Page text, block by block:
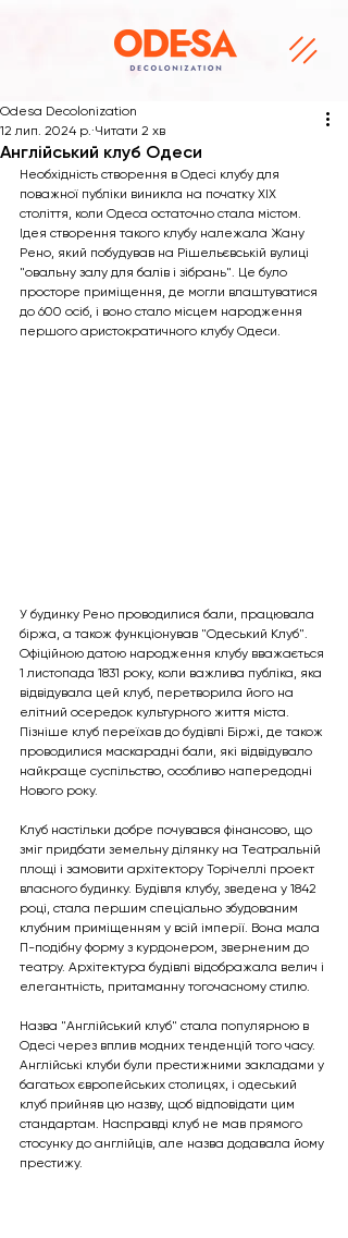
Англійський клуб Одеси
Odesa Decolonization
12 лип. 2024 р. Читати 2 хв
Необхідність створення в Одесі клубу для
поважної публіки виникла на початку XIX
століття, коли Одеса остаточно стала містом.
Ідея створення такого клубу належала Жану
Рено, який побудував на Рішельєвській вулиці
"овальну залу для балів і зібрань". Це було
просторе приміщення, де могли влаштуватися
до 600 осіб, і воно стало місцем народження
першого аристократичного клубу Одеси.
У будинку Рено проводилися бали, працювала
біржа, а також функціонував "Одеський Клуб".
Офіційною датою народження клубу вважається
1 листопада 1831 року, коли важлива публіка, яка
відвідувала цей клуб, перетворила його на
елітний осередок культурного життя міста.
Пізніше клуб переїхав до будівлі Біржі, де також
проводилися маскарадні бали, які відвідувало
найкраще суспільство, особливо напередодні
Нового року.
Клуб настільки добре почувався фінансово, що
зміг придбати земельну ділянку на Театральній
площі і замовити архітектору Торічеллі проект
власного будинку. Будівля клубу, зведена у 1842
році, стала першим спеціально збудованим
клубним приміщенням у всій імперії. Вона мала
П-подібну форму з курдонером, зверненим до
театру. Архітектура будівлі відображала велич і
елегантність, притаманну тогочасному стилю.
Назва "Англійський клуб" стала популярною в
Одесі через вплив модних тенденцій того часу.
Англійські клуби були престижними закладами у
багатьох європейських столицях, і одеський
клуб прийняв цю назву, щоб відповідати цим
стандартам. Насправді клуб не мав прямого
стосунку до англійців, але назва додавала йому
престижу.